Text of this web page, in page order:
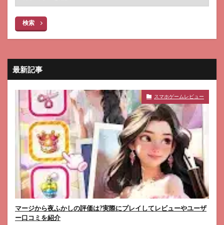
検索
最新記事
スマホゲームレビュー
マージから夜ふかしの評価は?実際にプレイしてレビューやユーザ
ー口コミを紹介